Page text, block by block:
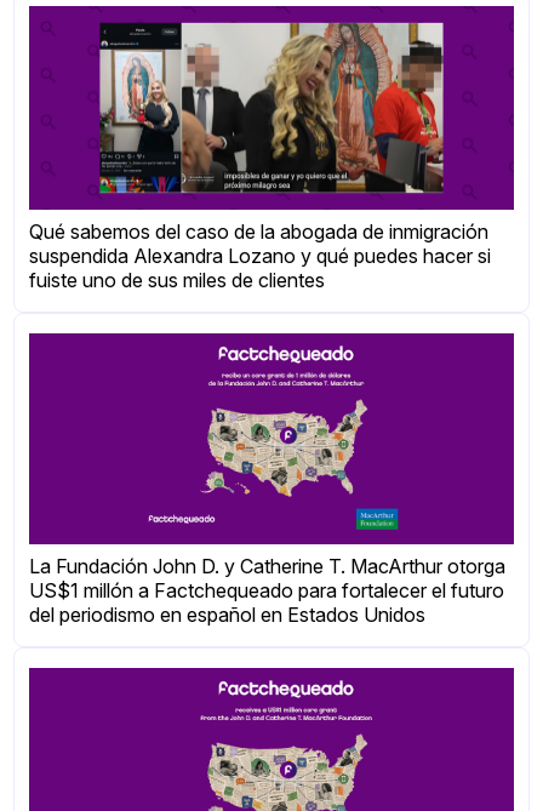
Qué sabemos del caso de la abogada de inmigración
suspendida Alexandra Lozano y qué puedes hacer si
fuiste uno de sus miles de clientes
La Fundación John D. y Catherine T. MacArthur otorga
US$1 millón a Factchequeado para fortalecer el futuro
del periodismo en español en Estados Unidos